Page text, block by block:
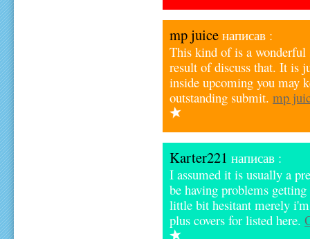
mp juice написав :
This kind of is a
result of discuss that. It is
inside upcoming you may
outstanding submit.mp
Karter221 написав :
I assumed it is usually a
be having problems
little bit hesitant merely
plus covers for listed here.